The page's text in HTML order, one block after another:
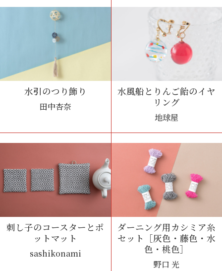
水引のつり飾り
田中杏奈
水風船とりんご飴のイヤ
リング
地球屋
刺し子のコースターとポ
ットマット
sashikonami
ダーニング用カシミア糸
セット［灰色・藤色・水
色・桃色］
野口 光